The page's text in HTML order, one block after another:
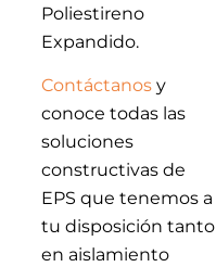
Poliestireno
Expandido.
Contáctanosy
conoce todas las
soluciones
constructivas de
EPS que tenemos a
tu disposición tanto
en aislamiento